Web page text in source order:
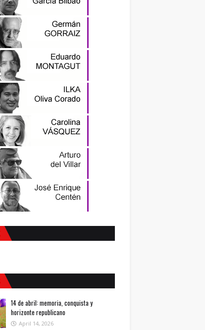
14 de abril: memoria, conquista y
horizonte republicano
April 14, 2026